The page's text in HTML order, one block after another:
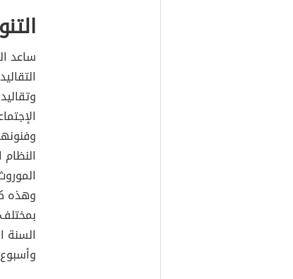
ساعد
وهذه
السنة